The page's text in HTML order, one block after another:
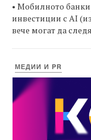
• Мобилното
инвестиции с AI
вече могат да
МЕДИИ И PR